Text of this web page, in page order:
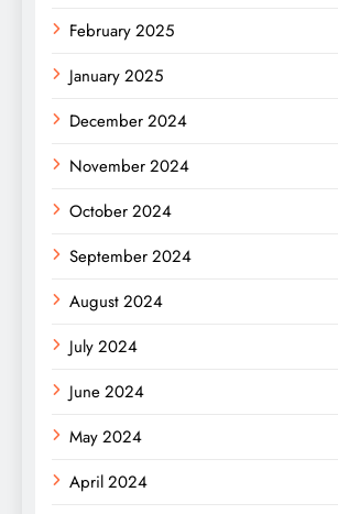
February 2025
January 2025
December 2024
November 2024
October 2024
September 2024
August 2024
July 2024
June 2024
May 2024
April 2024